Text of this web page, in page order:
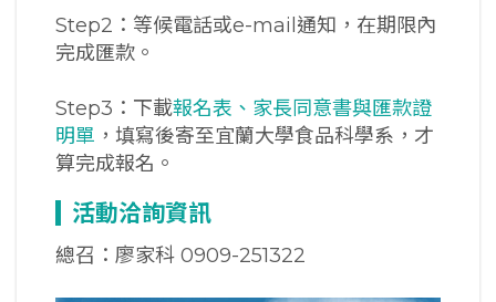
Step2：等候電話或e-mail通知，在期限內
完成匯款。
Step3：下載報名表、家長同意書與匯款證
明單 ，填寫後寄至宜蘭大學食品科學系，才
算完成報名。
活動洽詢資訊
總召：廖家科 0909-251322